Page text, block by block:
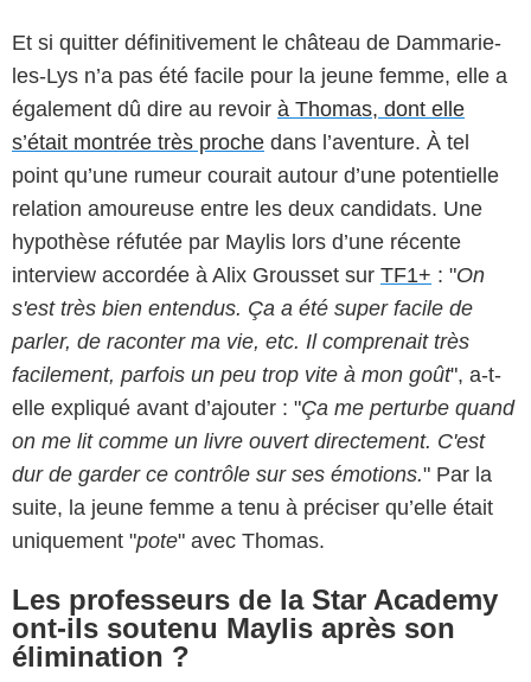
Et si quitter définitivement le château de Dammarie-
les-Lys n’a pas été facile pour la jeune femme, elle a
également dû dire au revoir à Thomas, dont elle
s’était montrée très proche dans l’aventure. À tel
point qu’une rumeur courait autour d’une potentielle
relation amoureuse entre les deux candidats. Une
hypothèse réfutée par Maylis lors d’une récente
interview accordée à Alix Grousset sur TF1+ : "On
s'est très bien entendus. Ça a été super facile de
parler, de raconter ma vie, etc. Il comprenait très
facilement, parfois un peu trop vite à mon goût", a-t-
elle expliqué avant d’ajouter : "Ça me perturbe quand
on me lit comme un livre ouvert directement. C'est
dur de garder ce contrôle sur ses émotions." Par la
suite, la jeune femme a tenu à préciser qu’elle était
uniquement "pote" avec Thomas.
Les professeurs de la Star Academy
ont-ils soutenu Maylis après son
élimination ?